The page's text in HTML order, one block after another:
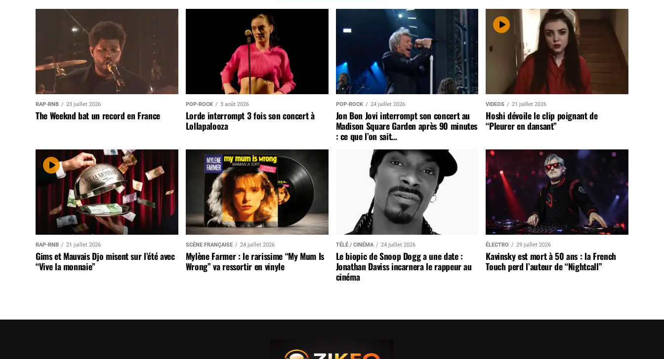
RAP-RNB 23 juillet 2026
The Weeknd bat un record en France
POP-ROCK 3 août 2026
Lorde interrompt 3 fois son concert à
Lollapalooza
POP-ROCK 24 juillet 2026
Jon Bon Jovi interrompt son concert au
Madison Square Garden après 90 minutes
: ce que l’on sait…
VIDEOS 21 juillet 2026
Hoshi dévoile le clip poignant de
“Pleurer en dansant”
RAP-RNB 21 juillet 2026
Gims et Mauvais Djo misent sur l’été avec
“Vive la monnaie”
SCÈNE FRANÇAISE 24 juillet 2026
Mylène Farmer : le rarissime “My Mum Is
Wrong” va ressortir en vinyle
TÉLÉ / CINÉMA 24 juillet 2026
Le biopic de Snoop Dogg a une date :
Jonathan Daviss incarnera le rappeur au
cinéma
ÉLECTRO 29 juillet 2026
Kavinsky est mort à 50 ans : la French
Touch perd l’auteur de “Nightcall”